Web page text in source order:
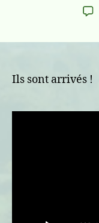
l’article
Ils sont arrivés !